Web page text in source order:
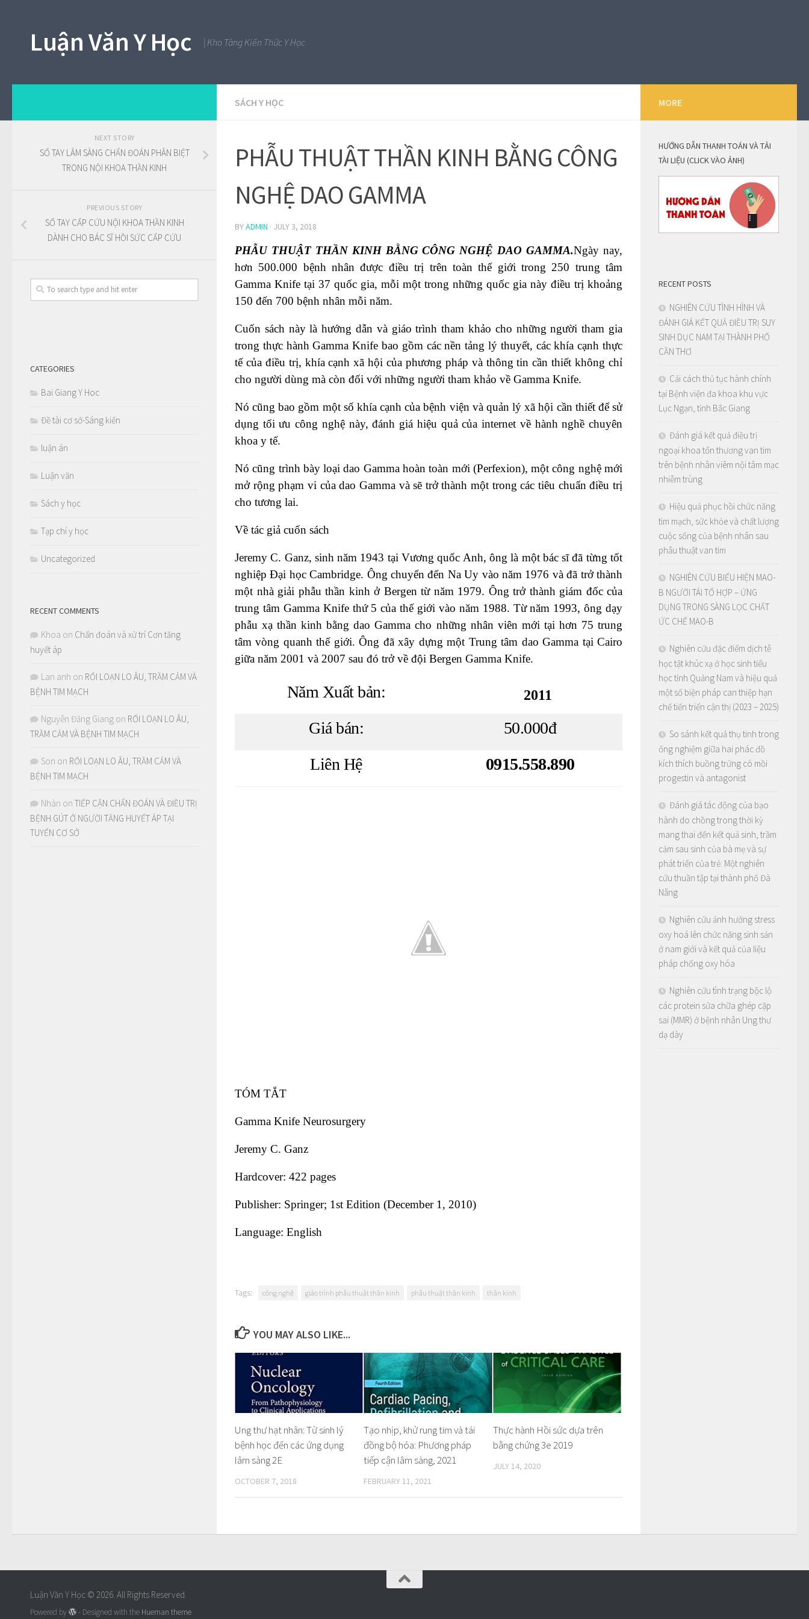
Luận Văn Y Học | Kho Tàng Kiến Thức Y Học
SÁCH Y HỌC
PHẪU THUẬT THẦN KINH BẰNG CÔNG
NGHỆ DAO GAMMA
BYADMIN · JULY 3, 2018
PHẪU THUẬT THẦN KINH BẰNG CÔNG NGHỆ DAO GAMMA.Ngày nay,
hơn 500.000 bệnh nhân được điều trị trên toàn thế giới trong 250 trung tâm
Gamma Knife tại 37 quốc gia, mỗi một trong những quốc gia này điều trị khoảng
150 đến 700 bệnh nhân mỗi năm.
Cuốn sách này là hướng dẫn và giáo trình tham khảo cho những người tham gia
trong thực hành Gamma Knife bao gồm các nền tảng lý thuyết, các khía cạnh thực
tế của điều trị, khía cạnh xã hội của phương pháp và thông tin cần thiết không chỉ
cho người dùng mà còn đối với những người tham khảo về Gamma Knife.
Nó cũng bao gồm một số khía cạnh của bệnh viện và quản lý xã hội cần thiết để sử
dụng tối ưu công nghệ này, đánh giá hiệu quả của internet về hành nghề chuyên
khoa y tế.
Nó cũng trình bày loại dao Gamma hoàn toàn mới (Perfexion), một công nghệ mới
mở rộng phạm vi của dao Gamma và sẽ trở thành một trong các tiêu chuẩn điều trị
cho tương lai.
Về tác giả cuốn sách
Jeremy C. Ganz, sinh năm 1943 tại Vương quốc Anh, ông là một bác sĩ đã từng tốt
nghiệp Đại học Cambridge. Ông chuyển đến Na Uy vào năm 1976 và đã trở thành
một nhà giải phẫu thần kinh ở Bergen từ năm 1979. Ông trở thành giám đốc của
trung tâm Gamma Knife thứ 5 của thế giới vào năm 1988. Từ năm 1993, ông dạy
phẫu xạ thần kinh bằng dao Gamma cho những nhân viên mới tại hơn 75 trung
tâm vòng quanh thế giới. Ông đã xây dựng một Trung tâm dao Gamma tại Cairo
giữa năm 2001 và 2007 sau đó trở về đội Bergen Gamma Knife.
Năm Xuất bản: 2011
Giá bán:
50.000đ
Liên Hệ
0915.558.890
TÓM TẮT
Gamma Knife Neurosurgery
Jeremy C. Ganz
Hardcover: 422 pages
Publisher: Springer; 1st Edition (December 1, 2010)
Language: English
Tags: công nghệ giáo trình phẫu thuật thần kinh phẫu thuật thần kinh thần kinh
YOU MAY ALSO LIKE...
Ung thư hạt nhân: Từ sinh lý
bệnh học đến các ứng dụng
lâm sàng 2E
OCTOBER 7, 2018
Tạo nhịp, khử rung tim và tái
đồng bộ hóa: Phương pháp
tiếp cận lâm sàng, 2021
FEBRUARY 11, 2021
Thực hành Hồi sức dựa trên
bằng chứng 3e 2019
JULY 14, 2020
NEXT STORY
SỔ TAY LÂM SÀNG CHẨN ĐOÁN PHÂN BIỆT
TRONG NỘI KHOA THẦN KINH
PREVIOUS STORY
SỔ TAY CẤP CỨU NỘI KHOA THẦN KINH
DÀNH CHO BÁC SĨ HỒI SỨC CẤP CỨU
CATEGORIES
Bai Giang Y Hoc
Đề tài cơ sở-Sáng kiến
luận án
Luận văn
Sách y học
Tạp chí y học
Uncategorized
RECENT COMMENTS
Khoa on Chẩn đoán và xử trí Cơn tăng
huyết áp
Lan anh on RỐI LOẠN LO ÂU, TRẦM CẢM VÀ
BỆNH TIM MẠCH
Nguyễn Đăng Giang on RỐI LOẠN LO ÂU,
TRẦM CẢM VÀ BỆNH TIM MẠCH
Son on RỐI LOẠN LO ÂU, TRẦM CẢM VÀ
BỆNH TIM MẠCH
Nhàn on TIẾP CẬN CHẨN ĐOÁN VÀ ĐIỀU TRỊ
BỆNH GÚT Ở NGƯỜI TĂNG HUYẾT ÁP TẠI
TUYẾN CƠ SỞ
MORE
HƯỚNG DẪN THANH TOÁN VÀ TẢI
TÀI LIỆU (CLICK VÀO ẢNH)
RECENT POSTS
NGHIÊN CỨU TÌNH HÌNH VÀ
ĐÁNH GIÁ KẾT QUẢ ĐIỀU TRỊ SUY
SINH DỤC NAM TẠI THÀNH PHỐ
CẦN THƠ
Cải cách thủ tục hành chính
tại Bệnh viện đa khoa khu vực
Lục Ngạn, tỉnh Bắc Giang
Đánh giá kết quả điều trị
ngoại khoa tổn thương van tim
trên bệnh nhân viêm nội tâm mạc
nhiễm trùng
Hiệu quả phục hồi chức năng
tim mạch, sức khỏe và chất lượng
cuộc sống của bệnh nhân sau
phẫu thuật van tim
NGHIÊN CỨU BIỂU HIỆN MAO-
B NGƯỜI TÁI TỔ HỢP – ỨNG
DỤNG TRONG SÀNG LỌC CHẤT
ỨC CHẾ MAO-B
Nghiên cứu đặc điểm dịch tễ
học tật khúc xạ ở học sinh tiểu
học tỉnh Quảng Nam và hiệu quả
một số biện pháp can thiệp hạn
chế tiến triển cận thị (2023 – 2025)
So sánh kết quả thụ tinh trong
ống nghiệm giữa hai phác đồ
kích thích buồng trứng có mồi
progestin và antagonist
Đánh giá tác động của bạo
hành do chồng trong thời kỳ
mang thai đến kết quả sinh, trầm
cảm sau sinh của bà mẹ và sự
phát triển của trẻ: Một nghiên
cứu thuần tập tại thành phố Đà
Nẵng
Nghiên cứu ảnh hưởng stress
oxy hoá lên chức năng sinh sản
ở nam giới và kết quả của liệu
pháp chống oxy hóa
Nghiên cứu tình trạng bộc lộ
các protein sửa chữa ghép cặp
sai (MMR) ở bệnh nhân Ung thư
dạ dày
Luận Văn Y Học © 2026. All Rights Reserved.
Powered by - Designed with the Hueman theme